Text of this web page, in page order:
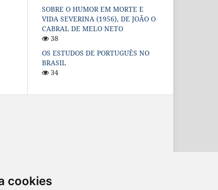
cookies
SOBRE O HUMOR EM MORTE E
VIDA SEVERINA (1956), DE JOÃO O
CABRAL DE MELO NETO
38
OS ESTUDOS DE PORTUGUÊS NO
BRASIL
34